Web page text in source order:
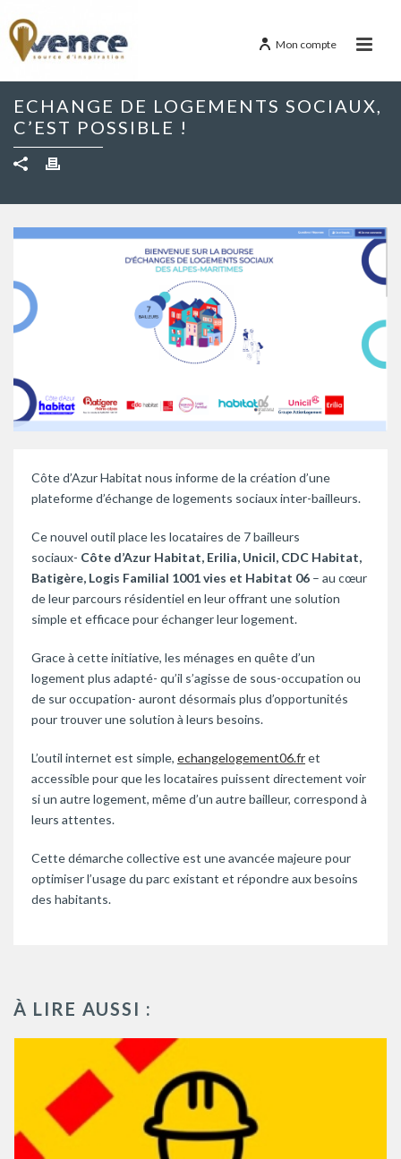
Mon compte
ECHANGE DE LOGEMENTS SOCIAUX,
C’EST POSSIBLE !
Côte d’Azur Habitat nous informe de la création d’une
plateforme d’échange de logements sociaux inter-bailleurs.
Ce nouvel outil place les locataires de 7 bailleurs
sociaux- Côte d’Azur Habitat, Erilia, Unicil, CDC Habitat,
Batigère, Logis Familial 1001 vies et Habitat 06 – au cœur
de leur parcours résidentiel en leur offrant une solution
simple et efficace pour échanger leur logement.
Grace à cette initiative, les ménages en quête d’un
logement plus adapté- qu’il s’agisse de sous-occupation ou
de sur occupation- auront désormais plus d’opportunités
pour trouver une solution à leurs besoins.
L’outil internet est simple, echangelogement06.fret
accessible pour que les locataires puissent directement voir
si un autre logement, même d’un autre bailleur, correspond à
leurs attentes.
Cette démarche collective est une avancée majeure pour
optimiser l’usage du parc existant et répondre aux besoins
des habitants.
À LIRE AUSSI :